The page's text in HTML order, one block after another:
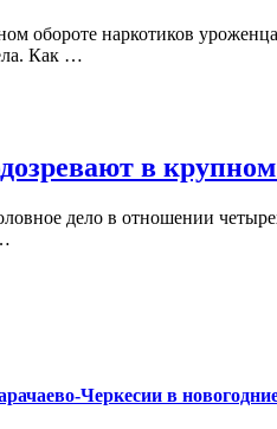
обороте наркотиков
Как …
в
дело в отношении
Черкесии в